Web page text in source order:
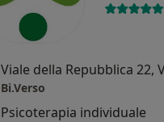
Viale della Repubblica 22,
Bi.Verso
Psicoterapia individuale